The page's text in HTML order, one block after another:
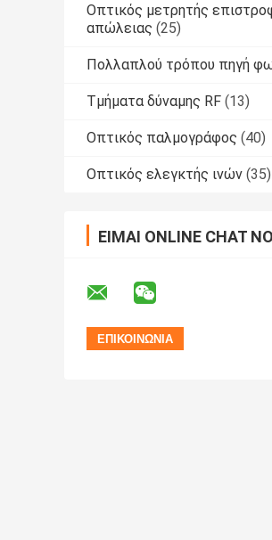
Οπτικός μετρητής
απώλειας (25)
Πολλαπλού τρόπου πηγή
Τμήματα δύναμης RF (13)
Οπτικός παλμογράφος (40)
Οπτικός ελεγκτής ινών (35)
ΕΊΜΑΙ ONLINE CHAT